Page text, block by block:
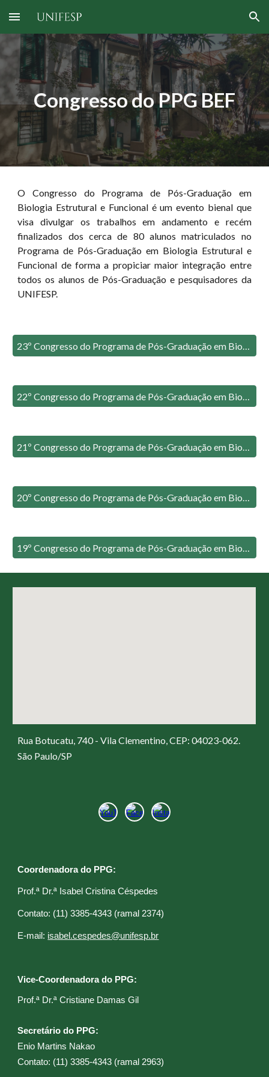
Skip to main content Skip to navigation
Congresso do PPG BEF
O Congresso do Programa de Pós-Graduação em
Biologia Estrutural e Funcional é um evento bienal que
visa divulgar os trabalhos em andamento e recém
finalizados dos cerca de 80 alunos matriculados no
Programa de Pós-Graduação em Biologia Estrutural e
Funcional de forma a propiciar maior integração entre
todos os alunos de Pós-Graduação e pesquisadores da
UNIFESP.
Rua Botucatu, 740 - Vila Clementino, CEP: 04023-062.
São Paulo/SP
Coordenadora do PPG:
Prof.ª Dr.ª Isabel Cristina Céspedes
Contato: (11) 3385-4343 (ramal 2374)
E-mail: isabel.cespedes@unifesp.br
Vice-Coordenadora do PPG:
Prof.ª Dr.ª Cristiane Damas Gil​
Secretário do PPG:
Enio Martins Nakao
Contato: (11) 3385-4343 (ramal 2963)